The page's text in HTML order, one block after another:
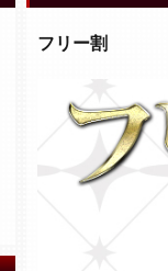
フリー割